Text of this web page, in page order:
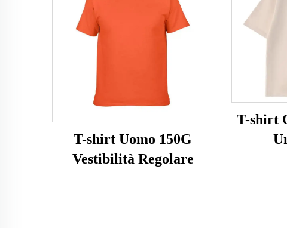
T-shirt Uomo 150G
Vestibilità Regolare
T-shirt